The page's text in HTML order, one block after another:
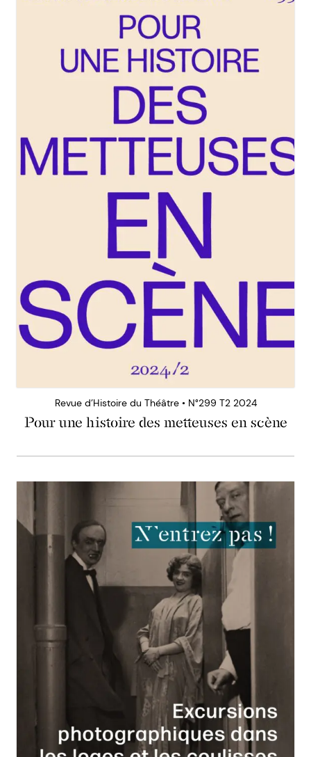
Revue d’Histoire du Théâtre • N°299 T2 2024
Pour une histoire des metteuses en scène